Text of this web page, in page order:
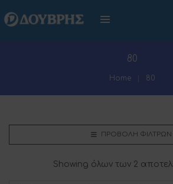
80
Home 80
ΠΡΟΒΟΛΉ ΦΊΛΤΡΩΝ
Showing όλων των 2